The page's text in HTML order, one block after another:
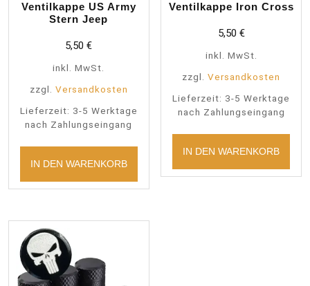
Ventilkappe US Army
Stern Jeep
5,50€
inkl. MwSt.
zzgl. Versandkosten
Lieferzeit: 3-5 Werktage
nach Zahlungseingang
IN DEN WARENKORB
Ventilkappe Iron Cross
5,50 €
inkl. MwSt.
zzgl.Versandkosten
Lieferzeit: 3-5 Werktage
nach Zahlungseingang
IN DEN WARENKORB